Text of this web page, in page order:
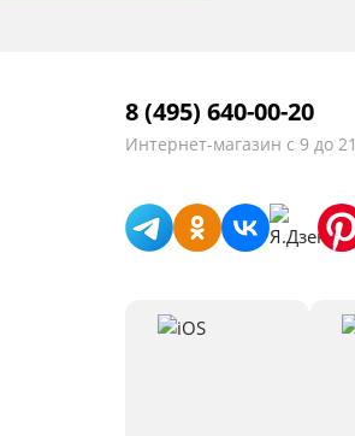
8 (495) 640-00-20
Интернет-магазин с 9 до 21